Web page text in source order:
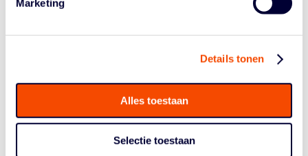
Marketing
Details tonen
Alles toestaan
Selectie toestaan
steeds op vijf punten hangen, kwam door een driepunter
Avenida was nooit meer echt in gevaar. Hof speelde een
De Nederlandse center is blij met de prestatie van haar
team. "Het was een goede classic tegen Girona. We
hadden voor het eerst weer publiek. Dat gaf ons wel wat